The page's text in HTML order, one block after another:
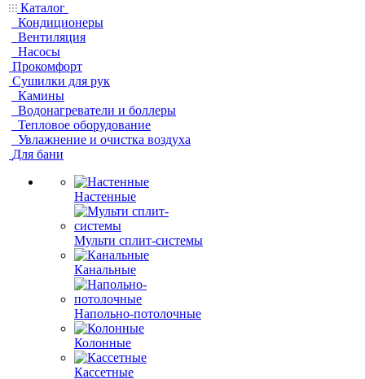
Каталог
Кондиционеры
Вентиляция
Насосы
Прокомфорт
Сушилки для рук
Камины
Водонагреватели и боллеры
Тепловое оборудование
Увлажнение и очистка воздуха
Для бани
Настенные
Мульти сплит-системы
Канальные
Напольно-потолочные
Колонные
Кассетные